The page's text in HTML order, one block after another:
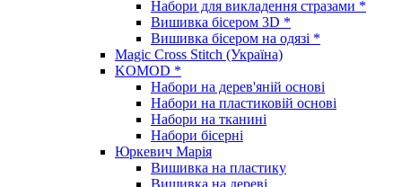
Набори для викладення стразами *
Вишивка бісером 3D *
Вишивка бісером на одязі *
Magic Cross Stitch (Україна)
KOMOD *
Набори на дерев'яній основі
Набори на пластиковій основі
Набори на тканині
Набори бісерні
Юркевич Марія
Вишивка на пластику
Вишивка на дереві